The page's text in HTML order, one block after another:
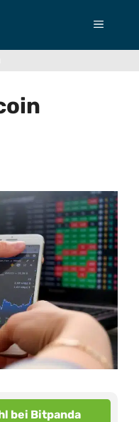
Menü
bei Bitpanda